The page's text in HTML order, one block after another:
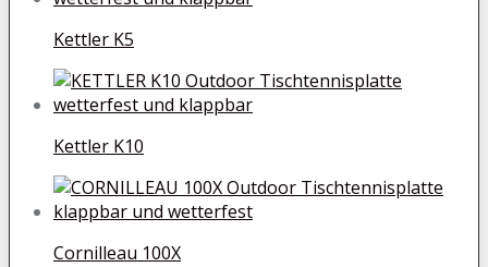
Kettler K5
Kettler K10
Cornilleau 100X